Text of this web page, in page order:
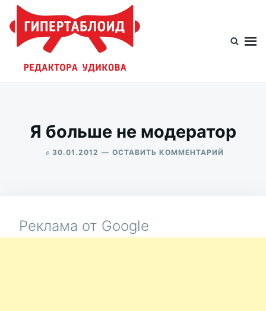
Перейти
содержимому
Искать:
Я больше не модератор
в 30.01.2012 ОСТАВИТЬ КОММЕНТАРИЙ
Реклама от Google